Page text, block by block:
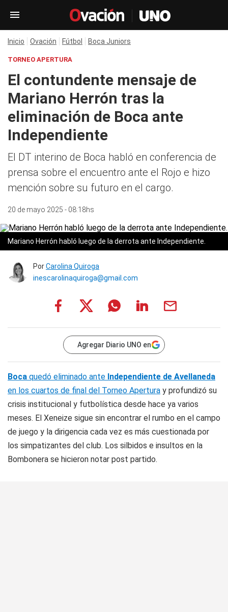
Inicio Ovación Fútbol Boca Juniors
TORNEO APERTURA
El contundente mensaje de
Mariano Herrón tras la
eliminación de Boca ante
Independiente
El DT interino de Boca habló en conferencia de
prensa sobre el encuentro ante el Rojo e hizo
mención sobre su futuro en el cargo.
20 de mayo 2025 - 08:18hs
Mariano Herrón habló luego de la derrota ante Independiente.
PorCarolina Quiroga
inescarolinaquiroga@gmail.com
Agregar Diario UNO en
Boca quedó eliminado ante Independiente de Avellaneda
en los cuartos de final del Torneo Apertura y profundizó su
crisis institucional y futbolística desde hace ya varios
meses. El Xeneize sigue sin encontrar el rumbo en el campo
de juego y la dirigencia cada vez es más cuestionada por
los simpatizantes del club. Los silbidos e insultos en la
Bombonera se hicieron notar post partido.